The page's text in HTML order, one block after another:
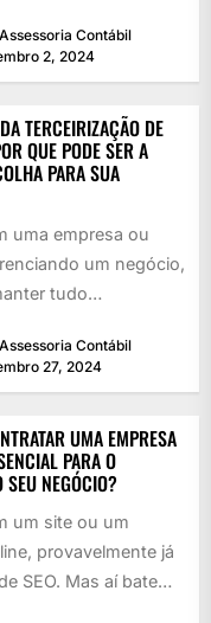
Contábil
2, 2024
TERCEIRIZAÇÃO DE
QUE PODE SER A
PARA SUA
uma empresa ou
um negócio,
tudo
Contábil
27, 2024
UMA EMPRESA
PARA O
SEU NEGÓCIO?
um site ou um
provavelmente já
SEO. Mas aí bate